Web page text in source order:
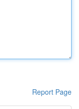
Report Page